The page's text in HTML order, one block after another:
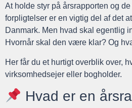
At holde styr på årsrapporten og
forpligtelser er en vigtig del af det
Danmark. Men hvad skal egentlig
Hvornår skal den være klar? Og
Her får du et hurtigt overblik over,
virksomhedsejer eller bogholder.
Hvad er en